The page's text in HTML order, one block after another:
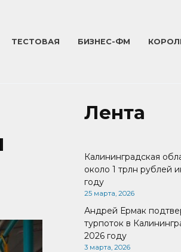
ТЕСТОВАЯ БИЗНЕС-ФМ
Лента
Калининградская
около 1 трлн рублей
году
25 марта, 2026
Андрей Ермак
турпоток в
2026 году
3 марта, 2026